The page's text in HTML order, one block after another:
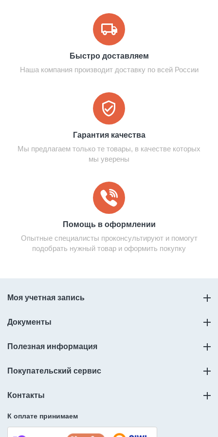
Быстро доставляем
Наша компания производит доставку по всей России
Гарантия качества
Мы предлагаем только те товары, в качестве которых
мы уверены
Помощь в оформлении
Опытные специалисты проконсультируют и помогут
подобрать нужный товар и оформить покупку
Моя учетная запись
Документы
Полезная информация
Покупательский сервис
Контакты
К оплате принимаем